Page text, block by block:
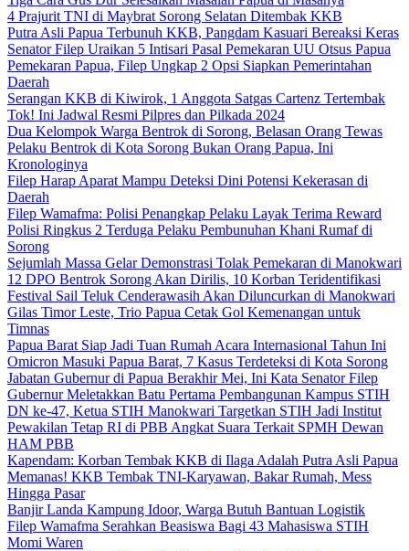
4 Prajurit TNI di Maybrat Sorong Selatan Ditembak KKB
Putra Asli Papua Terbunuh KKB, Pangdam Kasuari Bereaksi Keras
Senator Filep Uraikan 5 Intisari Pasal Pemekaran UU Otsus Papua
Pemekaran Papua, Filep Ungkap 2 Opsi Siapkan Pemerintahan
Daerah
Serangan KKB di Kiwirok, 1 Anggota Satgas Cartenz Tertembak
Tok! Ini Jadwal Resmi Pilpres dan Pilkada 2024
Dua Kelompok Warga Bentrok di Sorong, Belasan Orang Tewas
Pelaku Bentrok di Kota Sorong Bukan Orang Papua, Ini
Kronologinya
Filep Harap Aparat Mampu Deteksi Dini Potensi Kekerasan di
Daerah
Filep Wamafma: Polisi Penangkap Pelaku Layak Terima Reward
Polisi Ringkus 2 Terduga Pelaku Pembunuhan Khani Rumaf di
Sorong
Sejumlah Massa Gelar Demonstrasi Tolak Pemekaran di Manokwari
12 DPO Bentrok Sorong Akan Dirilis, 10 Korban Teridentifikasi
Festival Sail Teluk Cenderawasih Akan Diluncurkan di Manokwari
Gilas Timor Leste, Trio Papua Cetak Gol Kemenangan untuk
Timnas
Papua Barat Siap Jadi Tuan Rumah Acara Internasional Tahun Ini
Omicron Masuki Papua Barat, 7 Kasus Terdeteksi di Kota Sorong
Jabatan Gubernur di Papua Berakhir Mei, Ini Kata Senator Filep
Gubernur Meletakkan Batu Pertama Pembangunan Kampus STIH
DN ke-47, Ketua STIH Manokwari Targetkan STIH Jadi Institut
Pewakilan Tetap RI di PBB Angkat Suara Terkait SPMH Dewan
HAM PBB
Kapendam: Korban Tembak KKB di Ilaga Adalah Putra Asli Papua
Memanas! KKB Tembak TNI-Karyawan, Bakar Rumah, Mess
Hingga Pasar
Banjir Landa Kampung Idoor, Warga Butuh Bantuan Logistik
Filep Wamafma Serahkan Beasiswa Bagi 43 Mahasiswa STIH
Momi Waren